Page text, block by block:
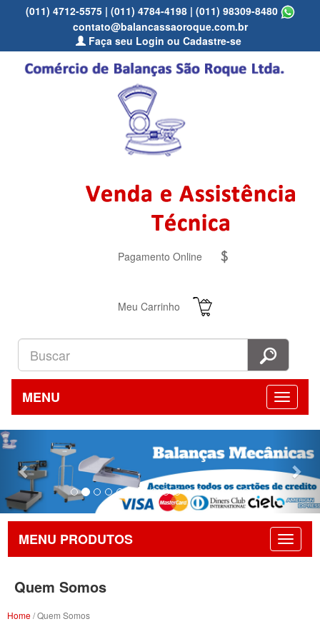
(011) 4712-5575| (011) 4784-4198| (011) 98309-8480
contato@balancassaoroque.com.br
Faça seu Login ou Cadastre-se
Pagamento Online
Meu Carrinho
MENU
Previous
MENU PRODUTOS
Quem Somos
Home/ Quem Somos